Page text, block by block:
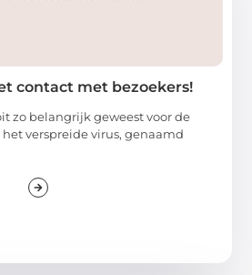
contact met bezoekers!
zo belangrijk geweest voor de
verspreide virus, genaamd